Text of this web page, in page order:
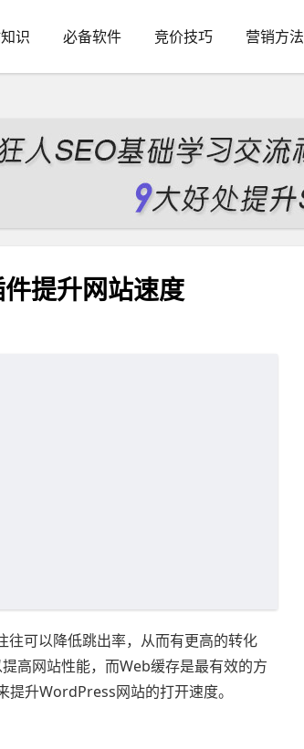
识 必备软件 竞价技巧 营销方法
提升网站速度
往可以降低跳出率，从而有更高的转化
高网站性能，而Web缓存是最有效的方
升WordPress网站的打开速度。